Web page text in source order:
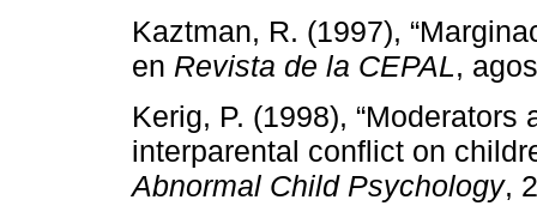
Kaztman, R. (1997),
en Revista de la CEPAL,
Kerig, P. (1998),
interparental conflict on
Abnormal Child Psychology,